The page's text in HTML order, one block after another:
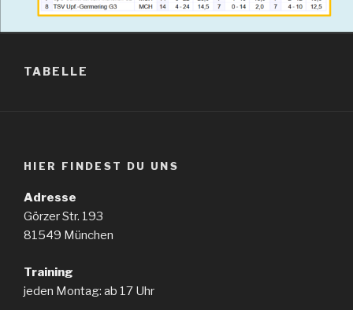
TABELLE
HIER FINDEST DU UNS
Adresse
Görzer Str. 193
81549 München
Training
jeden Montag: ab 17 Uhr